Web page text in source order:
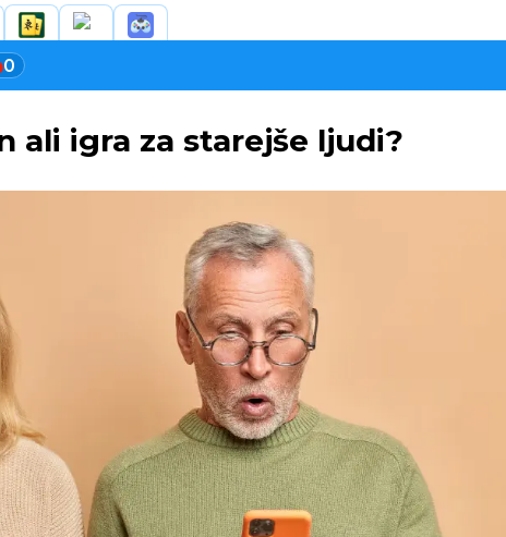
0
ali igra za starejše ljudi?